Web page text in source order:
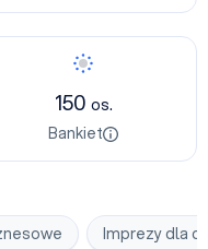
Bankiet
150 os.
Bankiet
Imprezy dla